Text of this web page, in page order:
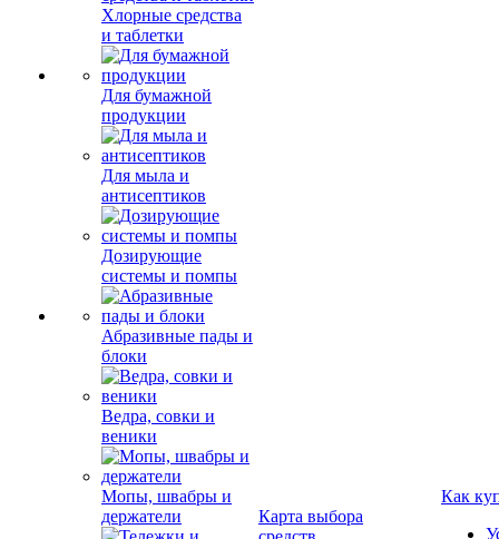
Хлорные средства
и таблетки
Для бумажной
продукции
Для мыла и
антисептиков
Дозирующие
системы и помпы
Абразивные пады и
блоки
Ведра, совки и
веники
Мопы, швабры и
держатели
Карта выбора
Как